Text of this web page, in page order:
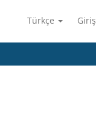
Türkçe Giriş